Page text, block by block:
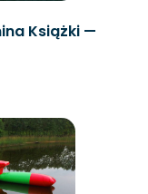
Książki —